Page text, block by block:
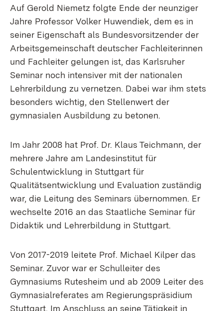
Auf Gerold Niemetz folgte Ende der neunziger
Jahre Professor Volker Huwendiek, dem es in
seiner Eigenschaft als Bundesvorsitzender der
Arbeitsgemeinschaft deutscher Fachleiterinnen
und Fachleiter gelungen ist, das Karlsruher
Seminar noch intensiver mit der nationalen
Lehrerbildung zu vernetzen. Dabei war ihm stets
besonders wichtig, den Stellenwert der
gymnasialen Ausbildung zu betonen.
Im Jahr 2008 hat Prof. Dr. Klaus Teichmann, der
mehrere Jahre am Landesinstitut für
Schulentwicklung in Stuttgart für
Qualitätsentwicklung und Evaluation zuständig
war, die Leitung des Seminars übernommen. Er
wechselte 2016 an das Staatliche Seminar für
Didaktik und Lehrerbildung in Stuttgart.
Von 2017-2019 leitete Prof. Michael Kilper das
Seminar. Zuvor war er Schulleiter des
Gymnasiums Rutesheim und ab 2009 Leiter des
Gymnasialreferates am Regierungspräsidium
Stuttgart. Im Anschluss an seine Tätigkeit in